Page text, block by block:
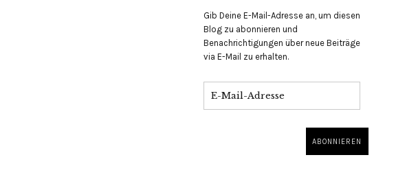
Gib Deine E-Mail-Adresse an, um diesen
Blog zu abonnieren und
Benachrichtigungen über neue Beiträge
via E-Mail zu erhalten.